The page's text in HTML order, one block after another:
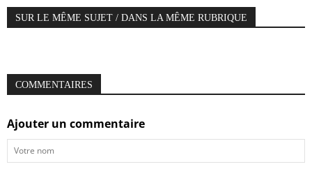
SUR LE MÊME SUJET / DANS LA MÊME RUBRIQUE
COMMENTAIRES
Ajouter un commentaire
Votre
nom